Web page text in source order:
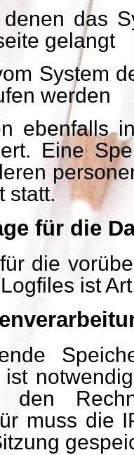
das
gelangt
System
werden
ebenfalls
Eine
statt.
für die
die
ist
den
muss die